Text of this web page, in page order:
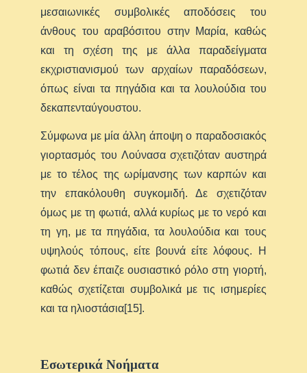
μεσαιωνικές συμβολικές αποδόσεις του
άνθους του αραβόσιτου στην Μαρία, καθώς
και τη σχέση της με άλλα παραδείγματα
εκχριστιανισμού των αρχαίων παραδόσεων,
όπως είναι τα πηγάδια και τα λουλούδια του
δεκαπενταύγουστου.
Σύμφωνα με μία άλλη άποψη ο παραδοσιακός
γιορτασμός του Λούνασα σχετιζόταν αυστηρά
με το τέλος της ωρίμανσης των καρπών και
την επακόλουθη συγκομιδή. Δε σχετιζόταν
όμως με τη φωτιά, αλλά κυρίως με το νερό και
τη γη, με τα πηγάδια, τα λουλούδια και τους
υψηλούς τόπους, είτε βουνά είτε λόφους. Η
φωτιά δεν έπαιζε ουσιαστικό ρόλο στη γιορτή,
καθώς σχετίζεται συμβολικά με τις ισημερίες
και τα ηλιοστάσια[15].
Εσωτερικά Νοήματα